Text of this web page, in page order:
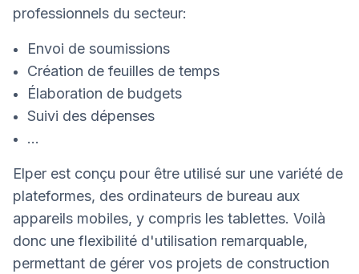
professionnels du secteur:
Envoi de soumissions
Création de feuilles de temps
Élaboration de budgets
Suivi des dépenses
...
Elper est conçu pour être utilisé sur une variété de
plateformes, des ordinateurs de bureau aux
appareils mobiles, y compris les tablettes. Voilà
donc une flexibilité d'utilisation remarquable,
permettant de gérer vos projets de construction